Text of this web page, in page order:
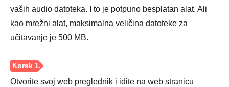
vaših audio datoteka. I to je potpuno besplatan alat. Ali
kao mrežni alat, maksimalna veličina datoteke za
učitavanje je 500 MB.
Otvorite svoj web preglednik i idite na web stranicu